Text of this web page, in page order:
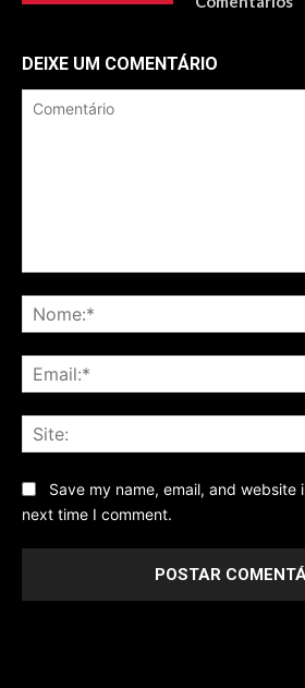
DEIXE UM COMENTÁRIO
Save my name, email, and website
next time I comment.